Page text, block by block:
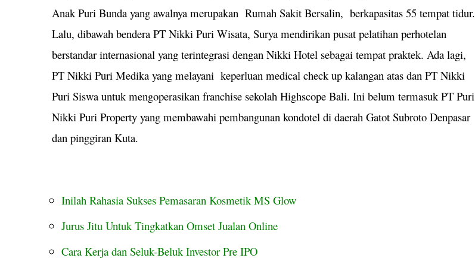
Anak Puri Bunda yang awalnya merupakan Rumah Sakit Bersalin, berkapasitas 55 tempat tidur.
Lalu, dibawah bendera PT Nikki Puri Wisata, Surya mendirikan pusat pelatihan perhotelan
berstandar internasional yang terintegrasi dengan Nikki Hotel sebagai tempat praktek. Ada lagi,
PT Nikki Puri Medika yang melayani keperluan medical check up kalangan atas dan PT Nikki
Puri Siswa untuk mengoperasikan franchise sekolah Highscope Bali. Ini belum termasuk PT Puri
Nikki Puri Property yang membawahi pembangunan kondotel di daerah Gatot Subroto Denpasar
dan pinggiran Kuta.
Inilah Rahasia Sukses Pemasaran Kosmetik MS Glow
Jurus Jitu Untuk Tingkatkan Omset Jualan Online
Cara Kerja dan Seluk-Beluk Investor Pre IPO